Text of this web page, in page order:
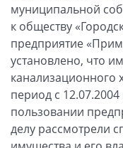
муниципальной
к обществу
предприятие
установлено, что
канализационного
период с
пользовании
делу рассмотрели